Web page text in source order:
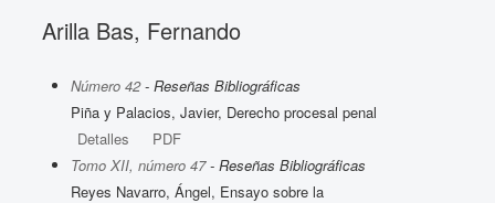
Arilla Bas, Fernando
Número 42- Reseñas Bibliográficas
Piña y Palacios, Javier, Derecho procesal penal
Detalles
PDF
Tomo XII, número 47- Reseñas Bibliográficas
Reyes Navarro, Ángel, Ensayo sobre la